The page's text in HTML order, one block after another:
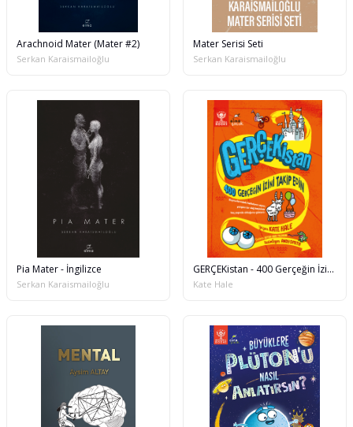
Arachnoid Mater (Mater #2)
Serkan Karaismailoğlu
Mater Serisi Seti
Serkan Karaismailoğlu
Pia Mater - İngilizce
Serkan Karaismailoğlu
GERÇEKistan - 400 Gerçeğin İzini Takip Edin
Kate Hale